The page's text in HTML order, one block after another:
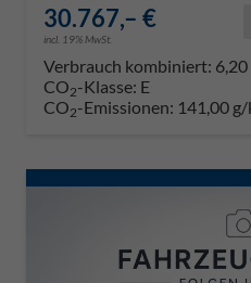
30.767,– €
incl. 19% MwSt.
Verbrauch kombiniert:
CO2-Klasse: E
CO2-Emissionen: 141,00